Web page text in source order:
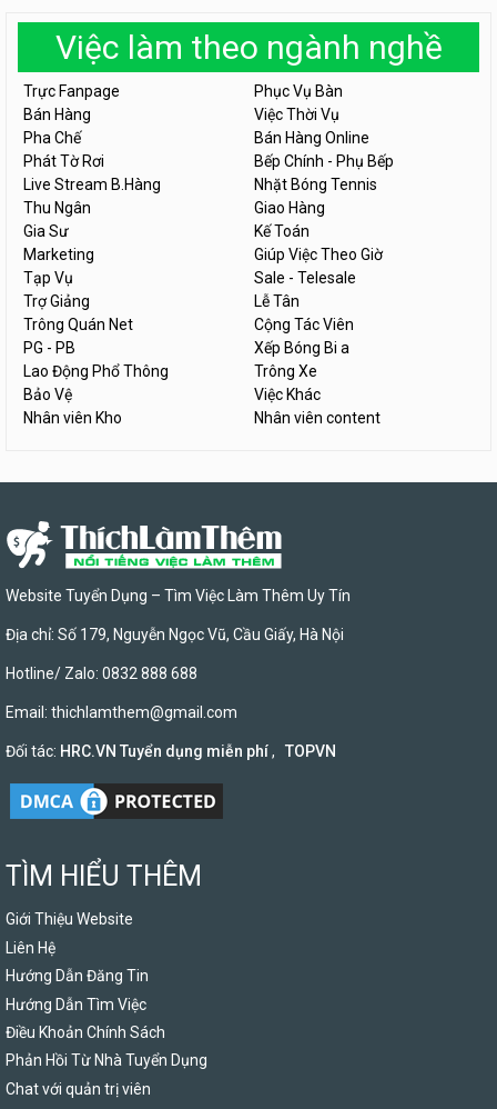
Việc làm theo ngành nghề
Trực Fanpage
Phục Vụ Bàn
Bán Hàng
Việc Thời Vụ
Pha Chế
Bán Hàng Online
Phát Tờ Rơi
Bếp Chính - Phụ Bếp
Live Stream B.Hàng
Nhặt Bóng Tennis
Thu Ngân
Giao Hàng
Gia Sư
Kế Toán
Marketing
Giúp Việc Theo Giờ
Tạp Vụ
Sale - Telesale
Trợ Giảng
Lễ Tân
Trông Quán Net
Cộng Tác Viên
PG - PB
Xếp Bóng Bi a
Lao Động Phổ Thông
Trông Xe
Bảo Vệ
Việc Khác
Nhân viên Kho
Nhân viên content
Website Tuyển Dụng – Tìm Việc Làm Thêm Uy Tín
Địa chỉ: Số 179, Nguyễn Ngọc Vũ, Cầu Giấy, Hà Nội
Hotline/ Zalo: 0832 888 688
Email: thichlamthem@gmail.com
Đối tác: HRC.VN Tuyển dụng miễn phí, TOPVN
TÌM HIỂU THÊM
Giới Thiệu Website
Liên Hệ
Hướng Dẫn Đăng Tin
Hướng Dẫn Tìm Việc
Điều Khoản Chính Sách
Phản Hồi Từ Nhà Tuyển Dụng
Chat với quản trị viên